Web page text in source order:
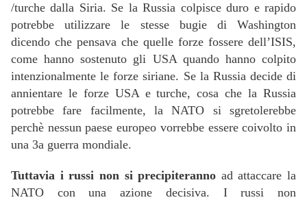
/turche dalla Siria. Se la Russia colpisce duro e rapido
potrebbe utilizzare le stesse bugie di Washington
dicendo che pensava che quelle forze fossere dell’ISIS,
come hanno sostenuto gli USA quando hanno colpito
intenzionalmente le forze siriane. Se la Russia decide di
annientare le forze USA e turche, cosa che la Russia
potrebbe fare facilmente, la NATO si sgretolerebbe
perchè nessun paese europeo vorrebbe essere coivolto in
una 3a guerra mondiale.
Tuttavia i russi non si precipiteranno ad attaccare la
NATO con una azione decisiva. I russi non